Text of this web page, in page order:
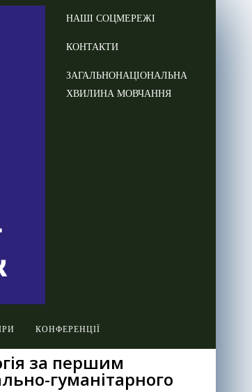
НАШІ СОЦМЕРЕЖІ
КОНТАКТИ
ЗАГАЛЬНОНАЦІОНАЛЬНА
ХВИЛИНА МОВЧАННЯ
КОНФЕРЕНЦІЇ
за першим
гуманітарного